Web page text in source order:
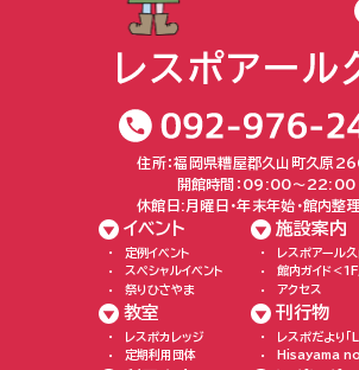
住所：福岡県糟屋郡久山町久原
開館時間：09:00〜22:00
休館日:月曜日・年末年始・館内整
イベント
定例イベント
スペシャルイベント
祭りひさやま
教室
レスポカレッジ
定期利用団体
施設案内
レスポアール
館内ガイド＜
アクセス
刊行物
レスポだより
Hisayama